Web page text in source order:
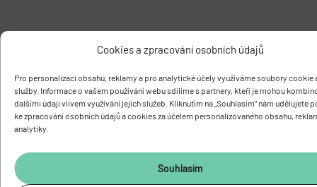
Cookies a zpracování osobních údajů
Pro personalizaci obsahu, reklamy a pro analytické účely využíváme soubory cookie
služby. Informace o vašem používání webu sdílíme s partnery, kteří je mohou
dalšími údaji vlivem využívání jejich služeb. Kliknutím na „Souhlasím“ nám udělujete
ke zpracování osobních údajů a cookies za účelem personalizovaného obsahu,
analytiky.
Souhlasím
FYZIOLOGICKÝ ÚSTAVAKADEMIE VĚD ČESKÉ REPUBLIKY
Tel.:
+420 241 062 424
Fax: